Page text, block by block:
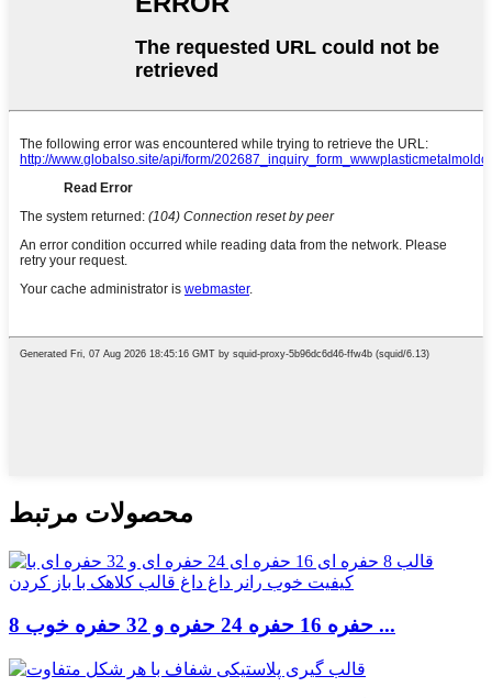
محصولات مرتبط
8 حفره 16 حفره 24 حفره و 32 حفره خوب ...